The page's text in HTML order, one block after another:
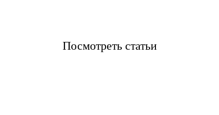
Посмотреть статьи